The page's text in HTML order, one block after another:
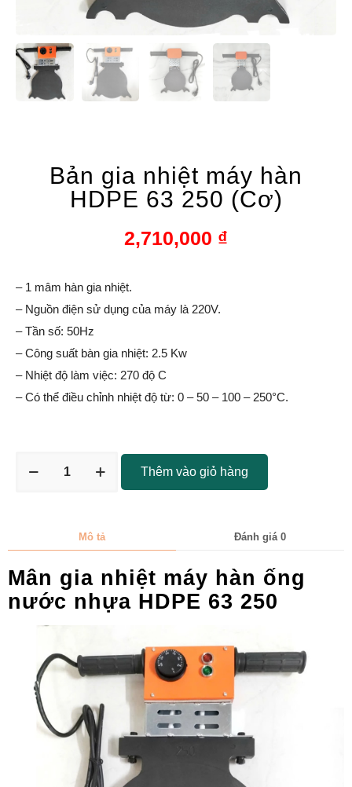
Bản gia nhiệt máy hàn
HDPE 63 250 (Cơ)
2,710,000 ₫
– 1 mâm hàn gia nhiệt.
– Nguồn điện sử dụng của máy là 220V.
– Tần số: 50Hz
– Công suất bàn gia nhiệt: 2.5 Kw
– Nhiệt độ làm việc: 270 độ C
– Có thể điều chỉnh nhiệt độ từ: 0 – 50 – 100 – 250°C.
Thêm vào giỏ hàng
Mô tả Đánh giá 0
Mân gia nhiệt máy hàn ống
nước nhựa HDPE 63 250